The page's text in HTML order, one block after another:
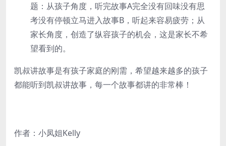
题：从孩子角度，听完故事A完全没有回味没有思
考没有停顿立马进入故事B，听起来容易疲劳；从
家长角度，创造了纵容孩子的机会，这是家长不希
望看到的。
凯叔讲故事是有孩子家庭的刚需，希望越来越多的孩子
都能听到凯叔讲故事，每一个故事都讲的非常棒！
作者：小凤姐Kelly